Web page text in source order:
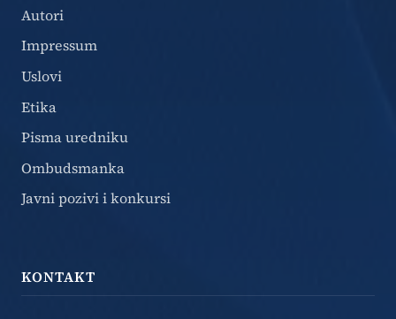
Autori
Impressum
Uslovi
Etika
Pisma uredniku
Ombudsmanka
Javni pozivi i konkursi
KONTAKT